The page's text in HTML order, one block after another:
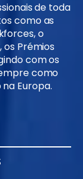
de toda
como as
o
Prémios
com os
como
Europa.